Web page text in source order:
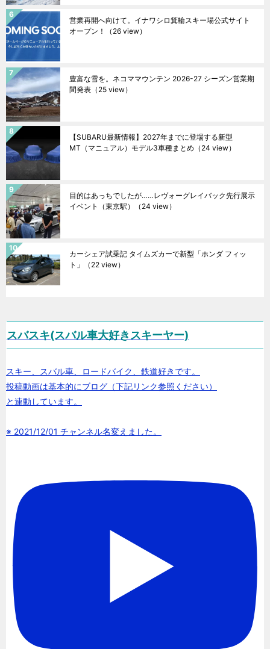
営業再開へ向けて。イナワシロ箕輪スキー場公式サイト
オープン！
（26 view）
豊富な雪を。ネコママウンテン 2026-27 シーズン営業期
間発表 （25 view）
【SUBARU最新情報】2027年までに登場する新型
MT（マニュアル）モデル3車種まとめ （24 view）
目的はあっちでしたが……レヴォーグレイバック先行展示
イベント（東京駅）
（24 view）
カーシェア試乗記 タイムズカーで新型「ホンダ フィッ
ト」
（22 view）
スバスキ(スバル車大好きスキーヤー)
スキー、スバル車、ロードバイク、鉄道好きです。
投稿動画は基本的にブログ（下記リンク参照ください）
と連動しています。
※ 2021/12/01 チャンネル名変えました。